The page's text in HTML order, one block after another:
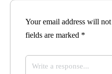
Your email address will
fields are marked *